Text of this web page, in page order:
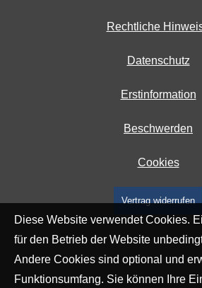
Rechtliche
Datenschutz
Erstinformation
Beschwerden
Cookies
Vertrag widerrufen
Diese Website verwendet Cookies.
für den Betrieb der Website
Andere Cookies sind optional und
Funktionsumfang. Sie können Ihre